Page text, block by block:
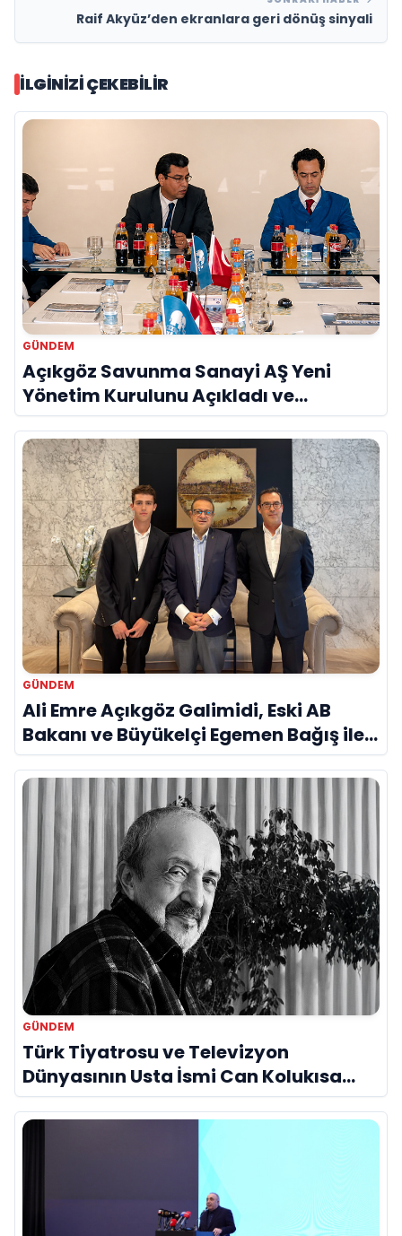
Raif Akyüz’den ekranlara geri dönüş sinyali
İLGINIZI ÇEKEBILIR
GÜNDEM
Açıkgöz Savunma Sanayi AŞ Yeni
Yönetim Kurulunu Açıkladı ve
Savunma Sanayinde Küresel Vizyon
Vurgusu
GÜNDEM
Ali Emre Açıkgöz Galimidi, Eski AB
Bakanı ve Büyükelçi Egemen Bağış ile
Bir Araya Geldi
GÜNDEM
Türk Tiyatrosu ve Televizyon
Dünyasının Usta İsmi Can Kolukısa
Hayatını Kaybetti